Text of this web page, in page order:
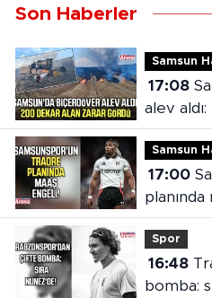
Son Haberler
Samsun
17:08Samsun'da biçerdöver
alev
gördü
Samsun
17:00Samsunspor'un Traore
planında
Spor
16:48Trabzonspor'dan çifte
bomba: